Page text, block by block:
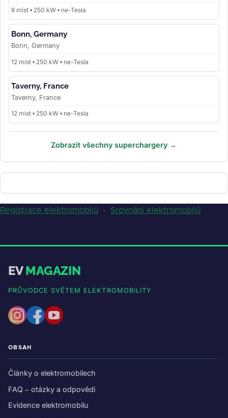
8 míst • 250 kW • ne-Tesla
Bonn, Germany
Bonn, Germany
12 míst • 250 kW • ne-Tesla
Taverny, France
Taverny, France
12 míst • 250 kW • ne-Tesla
Zobrazit všechny superchargery →
Registrace elektromobilů · Srovnání elektromobilů
EVMAGAZIN
PRŮVODCE SVĚTEM ELEKTROMOBILITY
OBSAH
Články o elektromobilech
FAQ – otázky a odpovědi
Evidence elektromobilu